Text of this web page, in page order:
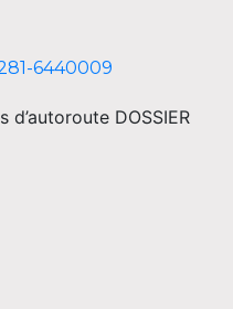
DOSSIER